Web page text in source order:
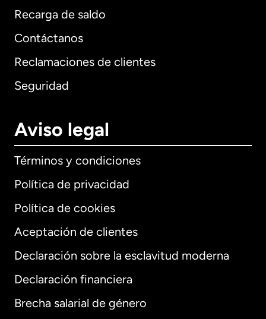
Recarga de saldo
Contáctanos
Reclamaciones de clientes
Seguridad
Aviso legal
Términos y condiciones
Política de privacidad
Política de cookies
Aceptación de clientes
Declaración sobre la esclavitud moderna
Declaración financiera
Brecha salarial de género
Internacional English